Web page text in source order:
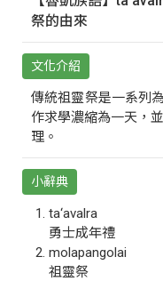
祭的由來
文化介紹
傳統祖靈祭是一系列
作求學濃縮為一天，
理。
小辭典
ta‘avalra
勇士成年禮
molapangolai
祖靈祭